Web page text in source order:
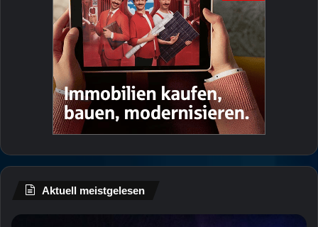
Aktuell meistgelesen